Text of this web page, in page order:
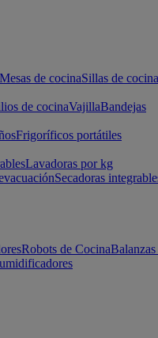
Mesas de cocinaSillas de cocina
de cocinaVajillaBandejas
Frigoríficos portátiles
Lavadoras por kg
Secadoras
Robots de Cocina